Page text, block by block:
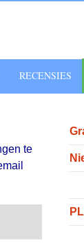
RECENSIES
te
Abonneer